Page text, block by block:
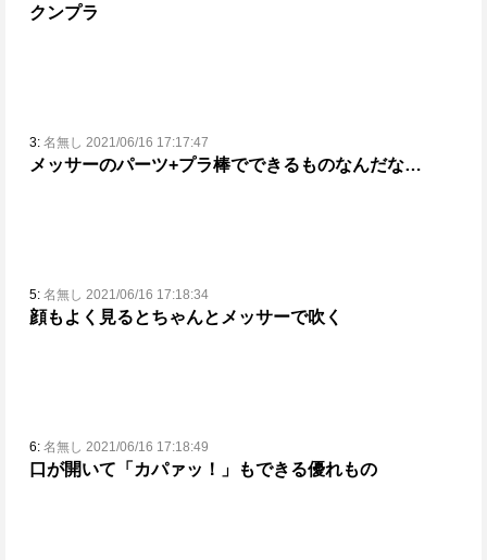
クンプラ
3: 名無し 2021/06/16 17:17:47
メッサーのパーツ+プラ棒でできるものなんだな…
5: 名無し 2021/06/16 17:18:34
顔もよく見るとちゃんとメッサーで吹く
6: 名無し 2021/06/16 17:18:49
口が開いて「カパァッ！」もできる優れもの